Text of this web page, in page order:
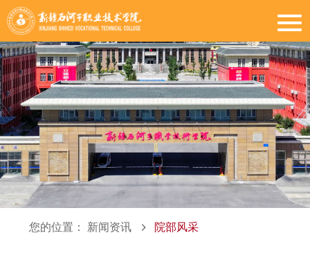
您的位置： 新闻资讯 院部风采